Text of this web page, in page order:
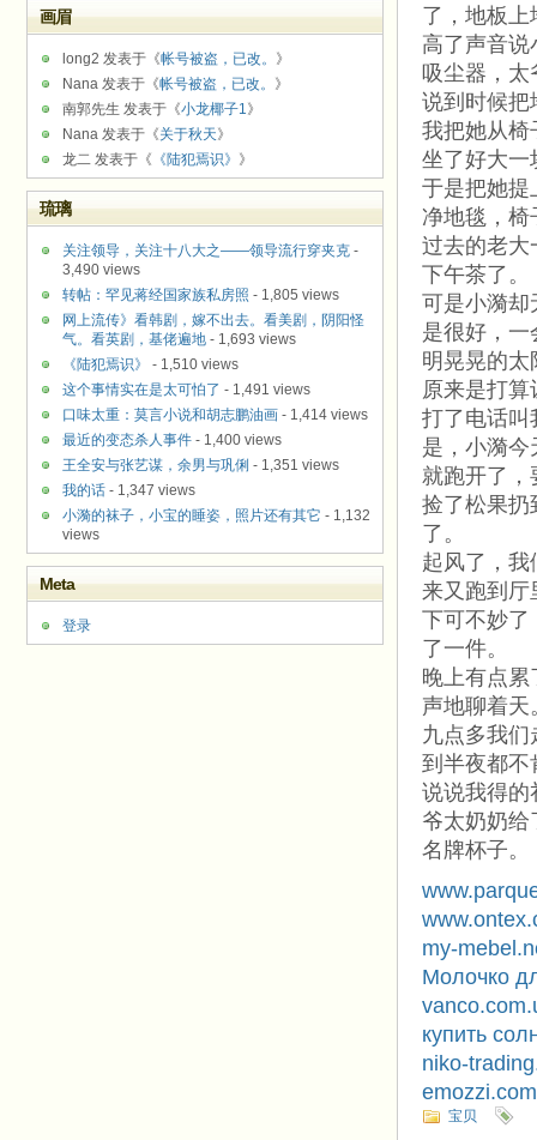
了，地板
高了声音
吸尘器，太
说到时候把
我把她从椅
坐了好大一
于是把她提
净地毯，
过去的老大
下午茶了。
可是小漪却
是很好，
明晃晃的
原来是打
打了电话叫
是，小漪
就跑开了，
捡了松果扔
了。
起风了，
来又跑到厅
下可不妙了
了一件。
晚上有点
声地聊着
九点多我
到半夜都不
说说我得的
爷太奶奶
名牌杯子。
my-
Молочко
купить
niko-
宝贝
画眉
long2 发表于《帐号被盗，已改。 》
Nana 发表于《帐号被盗，已改。 》
南郭先生 发表于《小龙椰子1》
Nana 发表于《关于秋天》
龙二 发表于《 《陆犯焉识》 》
琉璃
关注领导，关注十八大之——领导流行穿夹克 -
3,490 views
转帖：罕见蒋经国家族私房照 - 1,805 views
网上流传》看韩剧，嫁不出去。看美剧，阴阳怪
气。看英剧，基佬遍地 - 1,693 views
《陆犯焉识》
- 1,510 views
这个事情实在是太可怕了 - 1,491 views
口味太重：莫言小说和胡志鹏油画 - 1,414 views
最近的变态杀人事件 - 1,400 views
王全安与张艺谋，余男与巩俐 - 1,351 views
我的话 - 1,347 views
小漪的袜子，小宝的睡姿，照片还有其它 - 1,132
views
Meta
登录